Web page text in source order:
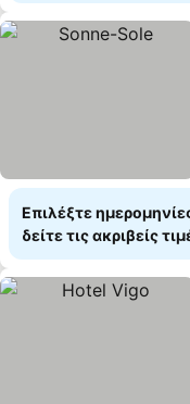
Επιλέξτε
δείτε τις ακριβείς